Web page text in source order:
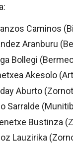
Caminos
Aranburu
Bollegi
Akesolo
Aburto
Sarralde
Bustinza
Lauzirika